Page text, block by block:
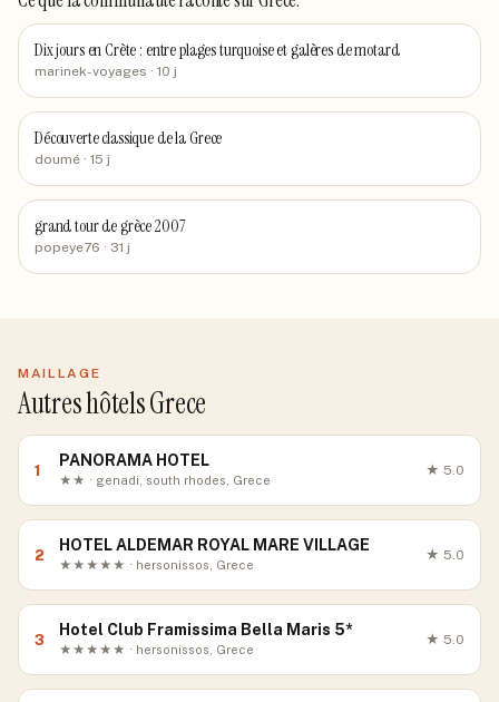
Dix jours en Crète : entre plages turquoise et galères de motard
marinek-voyages · 10 j
Découverte classique de la Grece
doumé · 15 j
grand tour de grèce 2007
popeye76 · 31 j
MAILLAGE
Autres hôtels Grece
1
PANORAMA HOTEL
★★ · genadi, south rhodes, Grece
★ 5.0
2
HOTEL ALDEMAR ROYAL MARE VILLAGE
★★★★★ · hersonissos, Grece
★ 5.0
3
Hotel Club Framissima Bella Maris 5*
★★★★★ · hersonissos, Grece
★ 5.0